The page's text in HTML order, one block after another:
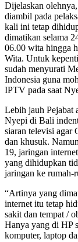
Dijelaskan
diambil pada
kali ini tetap
dimatikan selama
06.00 wita hingga
Wita. Untuk
sudah menyurati
Indonesia guna
IPTV pada saat
Lebih jauh Pejabat
Nyepi di Bali
siaran televisi agar
dan khusuk.
19, jaringan
yang dihidupkan
jaringan ke rumah-
“Artinya yang
internet itu tetap
sakit dan tempat /
Hanya yang di HP
komputer, laptop